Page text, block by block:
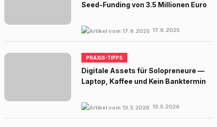
Seed-Funding von 3.5 Millionen Euro
17.9.2025
PRAXIS-TIPPS
Digitale Assets für Solopreneure —
Laptop, Kaffee und Kein Banktermin
13.5.2026